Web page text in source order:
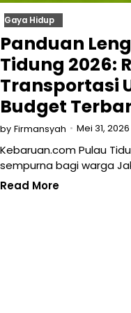
Gaya Hidup
Panduan
Tidung 2026:
Transportasi
Budget
by Firmansyah Mei 31, 2026
Kebaruan.com Pulau
sempurna bagi warga
Read More